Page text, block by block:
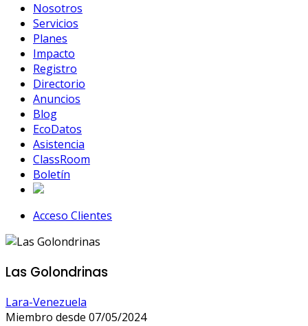
Nosotros
Servicios
Planes
Impacto
Registro
Directorio
Anuncios
Blog
EcoDatos
Asistencia
ClassRoom
Boletín
Acceso Clientes
Las Golondrinas
Lara-Venezuela
Miembro desde 07/05/2024